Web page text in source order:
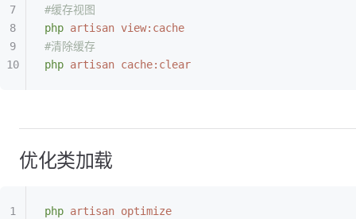
#缓存视图
php artisan view:cache
#清除缓存
php artisan cache:clear
优化类加载
php artisan optimize